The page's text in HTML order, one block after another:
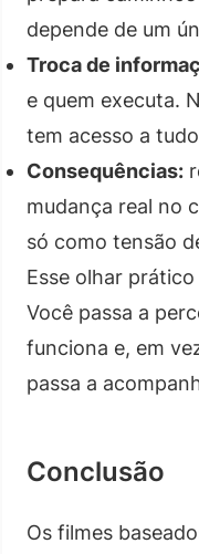
depende de um
Troca de
e quem executa.
tem acesso a
Consequências:
mudança real no
só como tensão
Esse olhar
Você passa a
funciona e, em
passa a
Conclusão
Os filmes